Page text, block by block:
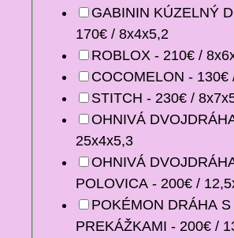
GABININ KÚZELNÝ
170€ / 8x4x5,2
ROBLOX - 210€ /
COCOMELON - 130€
STITCH - 230€ /
OHNIVÁ
25x4x5,3
OHNIVÁ
POLOVICA - 200€ /
POKÉMON DRÁHA S
PREKÁŽKAMI - 200€ /